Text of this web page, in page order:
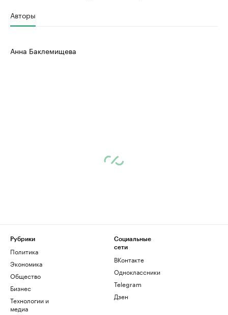
Авторы
Анна Баклемищева
Рубрики
Политика
Экономика
Общество
Бизнес
Технологии и
медиа
Социальные
сети
ВКонтакте
Одноклассники
Telegram
Дзен